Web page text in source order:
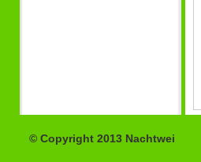
© Copyright 2013 Nachtwei